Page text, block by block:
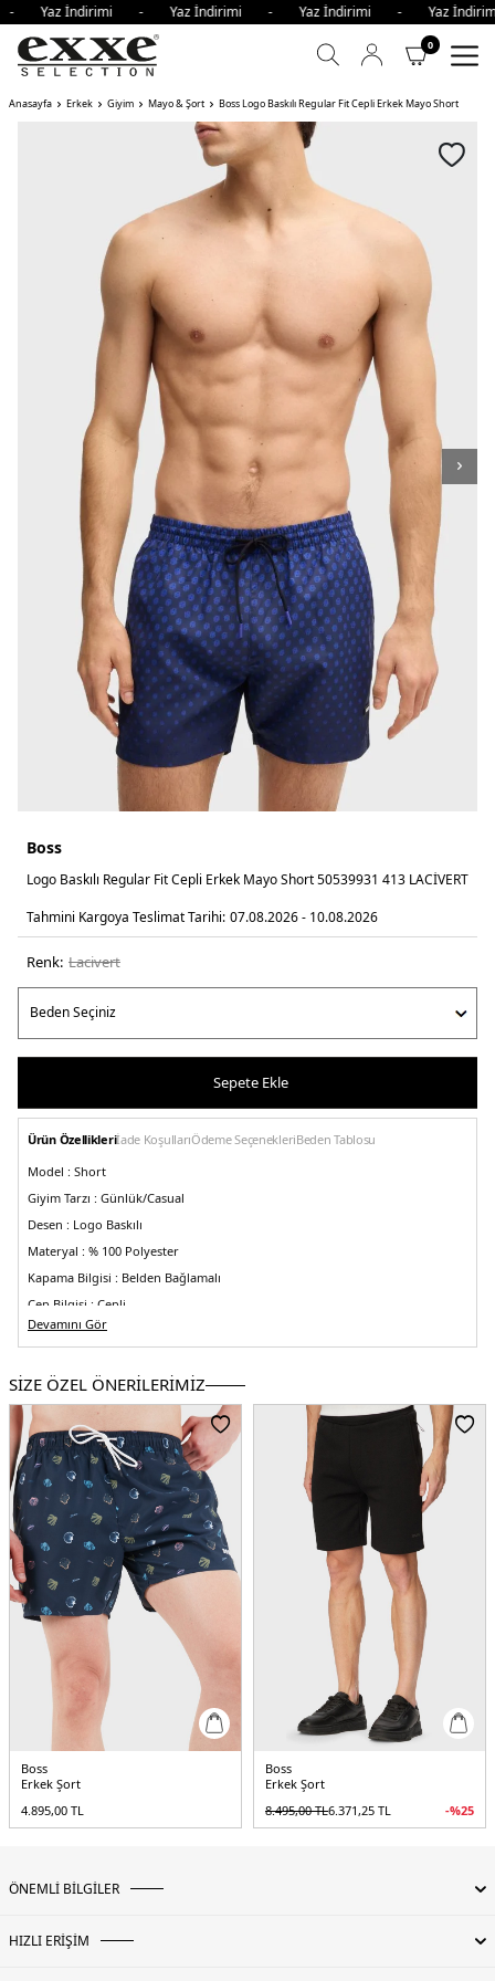
Yaz İndirimi - Yaz İndirimi - Yaz İndirimi - Yaz
0
Anasayfa Erkek Giyim Mayo & Şort Boss Logo Baskılı Regular Fit Cepli Erkek Mayo Short
Boss
Logo Baskılı Regular Fit Cepli Erkek Mayo Short 50539931 413 LACİVERT
Tahmini Kargoya Teslimat Tarihi: 07.08.2026 - 10.08.2026
Renk: laci̇vert
Sepete Ekle
Ürün Özellikleriİade KoşullarıÖdeme SeçenekleriBeden Tablosu
Model : Short
Giyim Tarzı : Günlük/Casual
Desen : Logo Baskılı
Materyal : % 100 Polyester
Kapama Bilgisi : Belden Bağlamalı
Cep Bilgisi : Cepli
Kalıp Bilgisi :Regular Fit, Normal Bel
Detaylar : -Çabuk kuruyan kumaş-Tamamı logo baskılı
5DY150539931413.12
Devamını Gör
SİZE ÖZEL ÖNERİLERİMİZ
Boss
Erkek Şort
4.895,00 TL
Boss
Erkek Şort
8.495,00TL6.371,25 TL -%25
ÖNEMLİ BİLGİLER
HIZLI ERİŞİM